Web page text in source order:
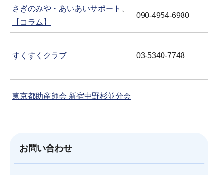
さぎのみや・あいあいサポート
【コラム】
090-4954-6980
すくすくクラブ 03-5340-7748
東京都助産師会 新宿中野杉並分会
お問い合わせ